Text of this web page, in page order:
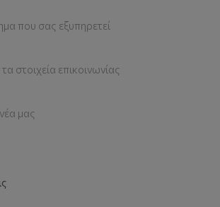
που σας εξυπηρετεί
στοιχεία επικοινωνίας
μας